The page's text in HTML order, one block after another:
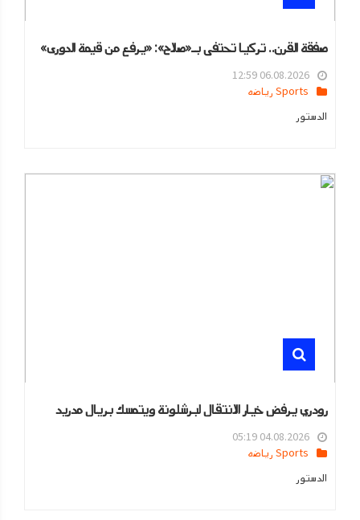
صفقة القرن.. تركيا تحتفى بـ«صلاح»: «يرفع من قيمة الدورى»
06.08.2026 12:59
Sports رياضه
الدستور
رودري يرفض خيار الانتقال لبرشلونة ويتمسك بريال مدريد
04.08.2026 05:19
Sports رياضه
الدستور